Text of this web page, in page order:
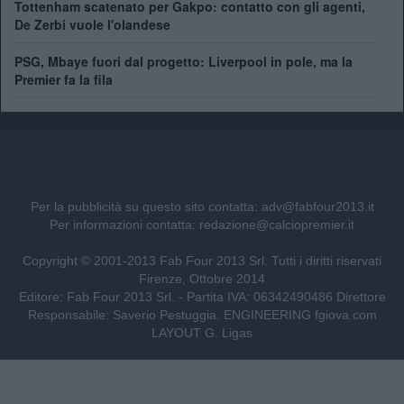
Tottenham scatenato per Gakpo: contatto con gli agenti,
De Zerbi vuole l'olandese
PSG, Mbaye fuori dal progetto: Liverpool in pole, ma la
Premier fa la fila
Per la pubblicità su questo sito contatta: adv@fabfour2013.it
Per informazioni contatta: redazione@calciopremier.it
Copyright © 2001-2013 Fab Four 2013 Srl. Tutti i diritti riservati
Firenze, Ottobre 2014
Editore: Fab Four 2013 Srl. - Partita IVA: 06342490486 Direttore
Responsabile: Saverio Pestuggia. ENGINEERING fgiova.com
LAYOUT G. Ligas